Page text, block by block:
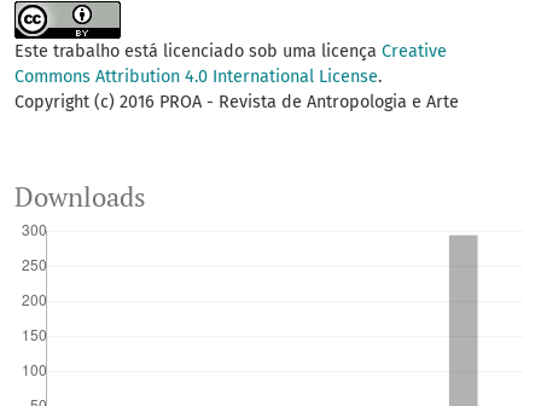
Este trabalho está licenciado sob uma licença Creative
Commons Attribution 4.0 International License.
Copyright (c) 2016 PROA - Revista de Antropologia e Arte
Downloads